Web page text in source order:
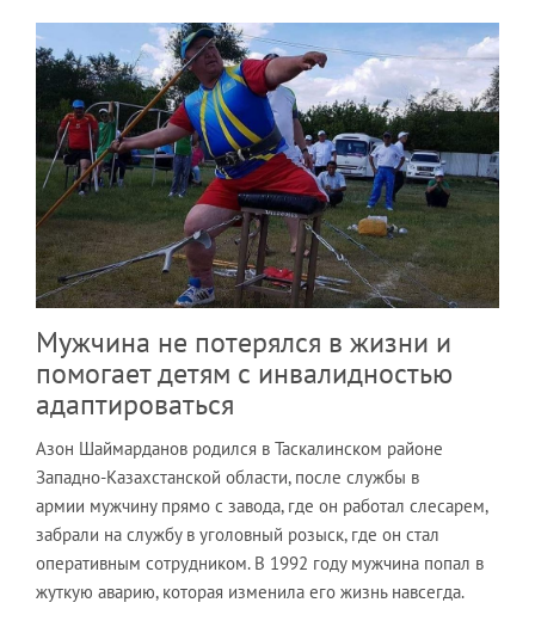
Мужчина не потерялся в жизни и
помогает детям с инвалидностью
адаптироваться
Азон Шаймарданов родился в Таскалинском районе
Западно-Казахстанской области, после службы в
армии мужчину прямо с завода, где он работал слесарем,
забрали на службу в уголовный розыск, где он стал
оперативным сотрудником. В 1992 году мужчина попал в
жуткую аварию, которая изменила его жизнь навсегда.